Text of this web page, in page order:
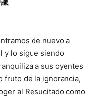
de nuevo a
y lo sigue siendo
a sus oyentes
fruto de la ignorancia,
al Resucitado como